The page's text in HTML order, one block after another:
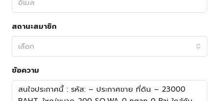
สถานะสมาชิก
เลือก
ข้อความ